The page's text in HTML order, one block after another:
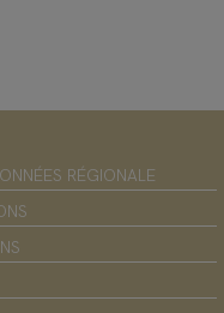
RÉGIONALE